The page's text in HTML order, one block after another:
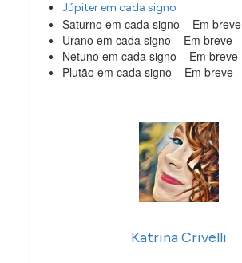
Júpiter em cada signo
Saturno em cada signo – Em breve
Urano em cada signo – Em breve
Netuno em cada signo – Em breve
Plutão em cada signo – Em breve
Katrina Crivelli